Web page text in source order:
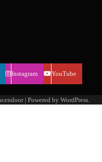
Instagram YouTube
| Powered by WordPress.